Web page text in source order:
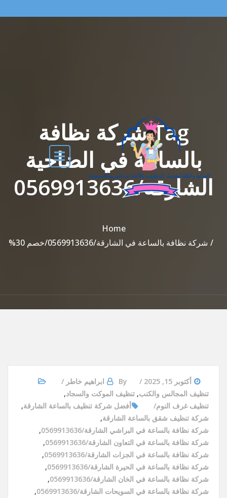
Tag شركة نظافة
بالساعة في الضاحية
الشارقة/0569913636
Home
شركة نظافة بالساعة في الشارقة/0569913636/خصم 30%
أكتوبر 15, 2025 By
ابراهيم خاطر
تنظيف المجالس والكنب, تنظيف الموكت والسجاد,
تنظيف غرف النوم
أفضل شركة تنظيف بالساعة الشارقة,
شركة تنظيف شقق بالساعة الشارقة,
شركة نظافة بالساعة في البراشي الشارقة/0569913636
,
شركة نظافة بالساعة في التعاون الشارقة/0569913636
,
شركة نظافة بالساعة في الجزات الشارقة/0569913636
,
شركة نظافة بالساعة في الحيرة الشارقة/0569913636
,
شركة نظافة بالساعة في الخان الشارقة/0569913636
,
شركة نظافة بالساعة في السويحات الشارقة/0569913636
,